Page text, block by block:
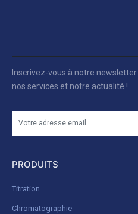
Inscrivez-vous à notre
nos services et notre actualité !
PRODUITS
Titration
Chromatographie